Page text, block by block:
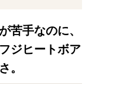
手なのに、
ジヒートボア
。